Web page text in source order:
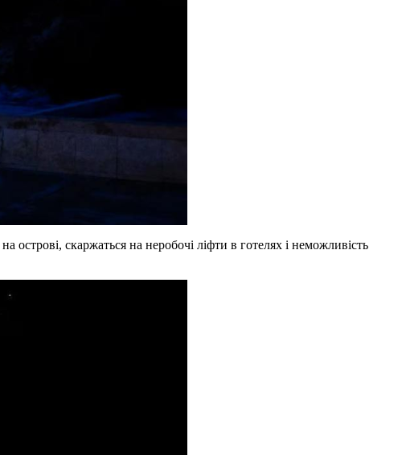
скаржаться на неробочі ліфти в готелях і неможливість